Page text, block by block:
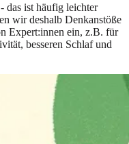
das ist häufig leichter
wir deshalb Denkanstöße
Expert:innen ein, z.B. für
besseren Schlaf und